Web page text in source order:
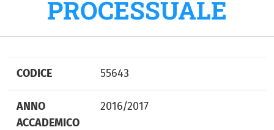
PROCESSUALE
CODICE 55643
ANNO
ACCADEMICO
2016/2017